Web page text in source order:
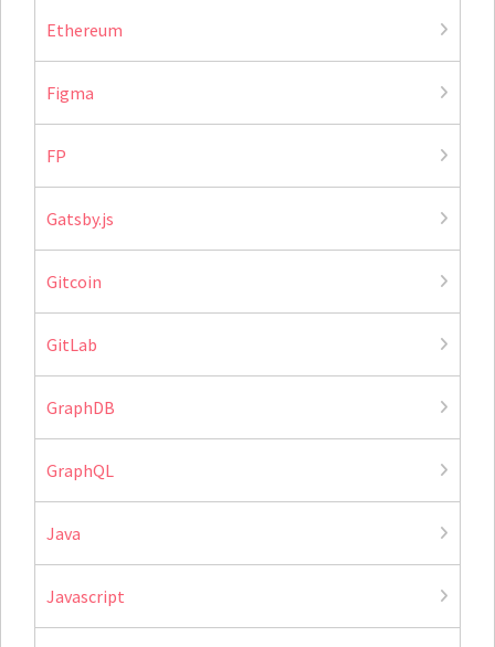
Ethereum
Figma
FP
Gatsby.js
Gitcoin
GitLab
GraphDB
GraphQL
Java
Javascript